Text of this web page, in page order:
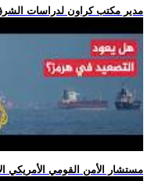
.. مدير مكتب كراون لدراسات
.. مستشار الأمن القومي